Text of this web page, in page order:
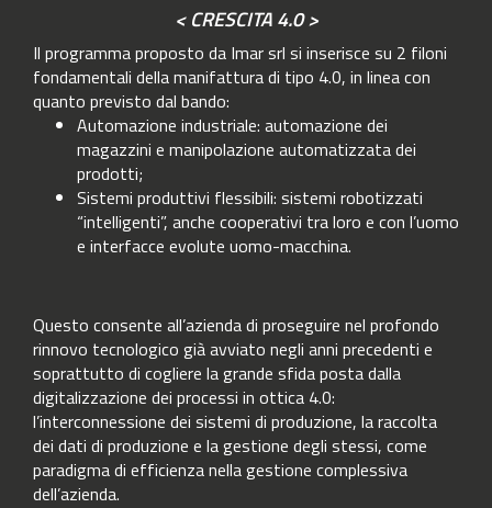
< CRESCITA 4.0 >
Il programma proposto da Imar srl si inserisce su 2 filoni
fondamentali della manifattura di tipo 4.0, in linea con
quanto previsto dal bando:
Automazione industriale: automazione dei
magazzini e manipolazione automatizzata dei
prodotti;
Sistemi produttivi flessibili: sistemi robotizzati
“intelligenti”, anche cooperativi tra loro e con l’uomo
e interfacce evolute uomo-macchina.
Questo consente all’azienda di proseguire nel profondo
rinnovo tecnologico già avviato negli anni precedenti e
soprattutto di cogliere la grande sfida posta dalla
digitalizzazione dei processi in ottica 4.0:
l’interconnessione dei sistemi di produzione, la raccolta
dei dati di produzione e la gestione degli stessi, come
paradigma di efficienza nella gestione complessiva
dell’azienda.